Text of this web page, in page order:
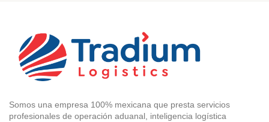
Somos una empresa 100% mexicana que presta servicios
profesionales de operación aduanal, inteligencia logística